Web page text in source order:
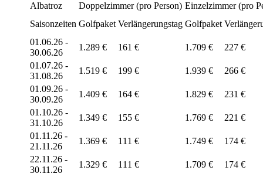
Albatroz Doppelzimmer (pro Person) Einzelzimmer (pro
Saisonzeiten Golfpaket Verlängerungstag Golfpaket
01.06.26 -
30.06.26
1.289 € 161 € 1.709 €
227 €
01.07.26 -
31.08.26
1.519 € 199 € 1.939 €
266 €
01.09.26 -
30.09.26
1.409 € 164 € 1.829 €
231 €
01.10.26 -
31.10.26
1.349 € 155 € 1.769 €
221 €
01.11.26 -
21.11.26
1.369 € 111 € 1.749 €
174 €
22.11.26 -
30.11.26
1.329 € 111 € 1.709 €
174 €